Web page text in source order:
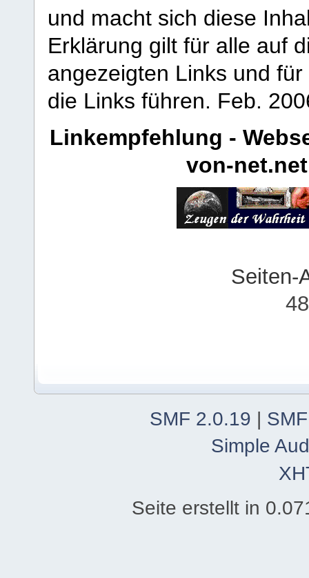
und macht sich diese
Erklärung gilt für alle auf
angezeigten Links und
die Links führen. Feb.
Linkempfehlung -
von-net.net
Seiten-
SMF 2.0.19 |
Simple
Seite erstellt in